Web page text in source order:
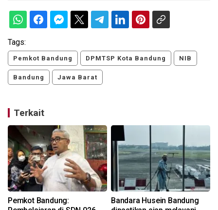
Tags:
Pemkot Bandung DPMTSP Kota Bandung NIB
Bandung Jawa Barat
Terkait
Pemkot Bandung:
Bandara Husein Bandung